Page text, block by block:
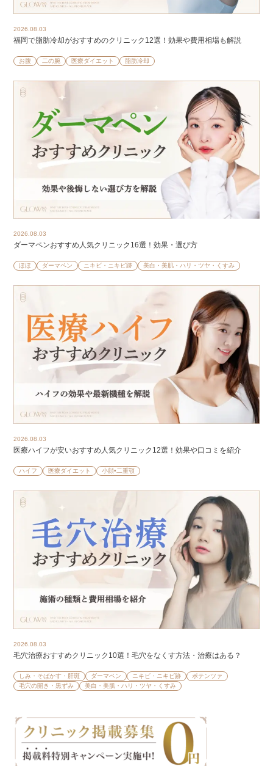
2026.08.03
福岡で脂肪冷却がおすすめのクリニック12選！効果や費用相場も解説
お腹 二の腕 医療ダイエット 脂肪冷却
2026.08.03
ダーマペンおすすめ人気クリニック16選！効果・選び方
ほほ ダーマペン ニキビ・ニキビ跡 美白・美肌・ハリ・ツヤ・くすみ
2026.08.03
医療ハイフが安いおすすめ人気クリニック12選！効果や口コミを紹介
ハイフ 医療ダイエット 小顔•二重顎
2026.08.03
毛穴治療おすすめクリニック10選！毛穴をなくす方法・治療はある？
しみ・そばかす・肝斑 ダーマペン ニキビ・ニキビ跡
ポテンツァ
毛穴の開き・黒ずみ
美白・美肌・ハリ・ツヤ・くすみ